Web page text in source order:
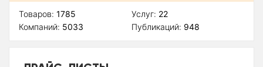
Товаров: 1785
Компаний: 5033
Услуг: 22
Публикаций: 948